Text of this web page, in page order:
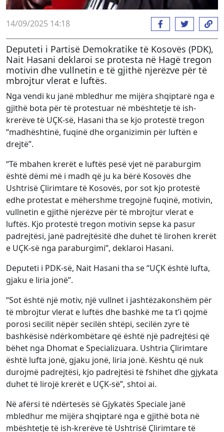
14/09/2025 14:18
Deputeti i Partisë Demokratike të Kosovës (PDK),
Nait Hasani deklaroi se protesta në Hagë tregon
motivin dhe vullnetin e të gjithë njerëzve për të
mbrojtur vlerat e luftës.
Nga vendi ku janë mbledhur me mijëra shqiptarë nga e
gjithë bota për të protestuar në mbështetje të ish-
krerëve të UÇK-së, Hasani tha se kjo protestë tregon
“madhështinë, fuqinë dhe organizimin për luftën e
drejtë”.
“Të mbahen krerët e luftës pesë vjet në paraburgim
është dëmi më i madh që ju ka bërë Kosovës dhe
Ushtrisë Çlirimtare të Kosovës, por sot kjo protestë
edhe protestat e mëhershme tregojnë fuqinë, motivin,
vullnetin e gjithë njerëzve për të mbrojtur vlerat e
luftës. Kjo protestë tregon motivin sepse ka pasur
padrejtësi, janë padrejtësitë dhe duhet të lirohen krerët
e UÇK-së nga paraburgimi”, deklaroi Hasani.
Deputeti i PDK-së, Nait Hasani tha se “UÇK është lufta,
gjaku e liria jonë”.
“Sot është një motiv, një vullnet i jashtëzakonshëm për
të mbrojtur vlerat e luftës dhe bashkë me ta t’i qojmë
porosi secilit nëpër secilën shtëpi, secilën zyre të
bashkësisë ndërkombëtare që është një padrejtësi që
bëhet nga Dhomat e Specializuara. Ushtria Çlirimtare
është lufta jonë, gjaku jonë, liria jonë. Kështu që nuk
durojmë padrejtësi, kjo padrejtësi të fshihet dhe gjykata
duhet të lirojë krerët e UÇK-së”, shtoi ai.
Në afërsi të ndërtesës së Gjykatës Speciale janë
mbledhur me mijëra shqiptarë nga e gjithë bota në
mbështetje të ish-krerëve të Ushtrisë Çlirimtare të